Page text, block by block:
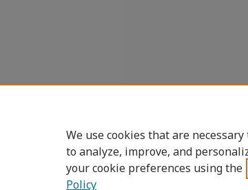
We use cookies that are
to analyze, improve, and
your cookie preferences using the
Policy